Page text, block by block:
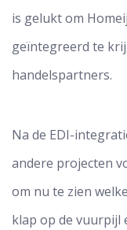
is gelukt om
geïntegreerd te
handelspartners.
Na de EDI-
andere projecten
om nu te zien
klap op de vuurpijl